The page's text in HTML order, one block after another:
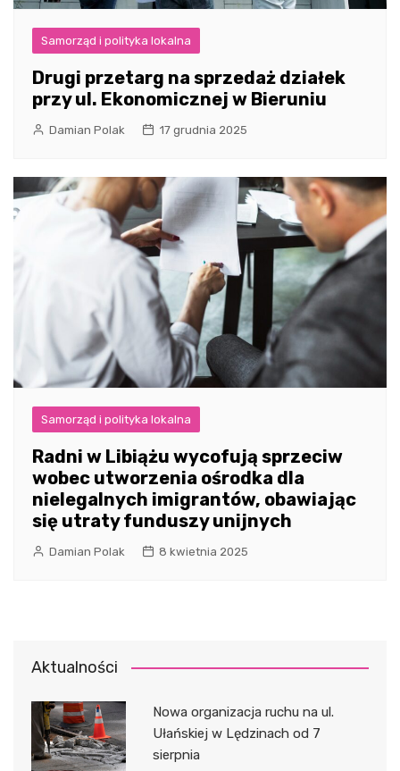
Samorząd i polityka lokalna
Drugi przetarg na sprzedaż działek
przy ul. Ekonomicznej w Bieruniu
Damian Polak 17 grudnia 2025
Samorząd i polityka lokalna
Radni w Libiążu wycofują sprzeciw
wobec utworzenia ośrodka dla
nielegalnych imigrantów, obawiając
się utraty funduszy unijnych
Damian Polak 8 kwietnia 2025
Aktualności
Nowa organizacja ruchu na ul.
Ułańskiej w Lędzinach od 7
sierpnia